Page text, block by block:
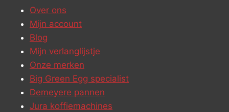
Over ons
Mijn account
Blog
Mijn verlanglijstje
Onze merken
Big Green Egg specialist
Demeyere pannen
Jura koffiemachines